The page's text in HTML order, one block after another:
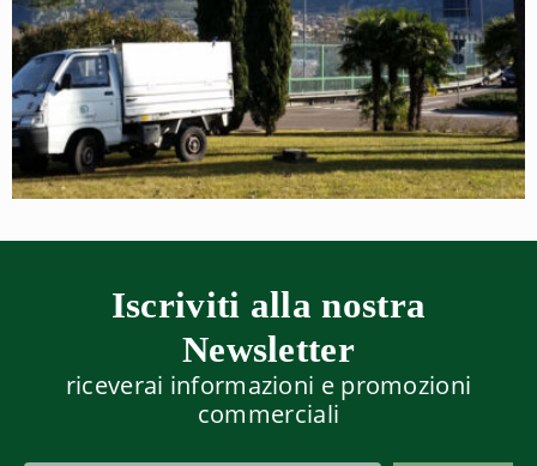
Iscriviti alla nostra
Newsletter
riceverai informazioni e promozioni
commerciali